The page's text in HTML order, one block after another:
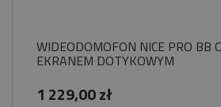
WIDEODOMOFON NICE PRO BB
EKRANEM DOTYKOWYM
1 229,00 zł